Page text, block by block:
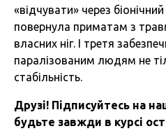
«відчувати» через
повернула приматам з
власних ніг. І третя
паралізованим людям не
стабільність.
Друзі! Підписуйтесь на
будьте завжди в курсі